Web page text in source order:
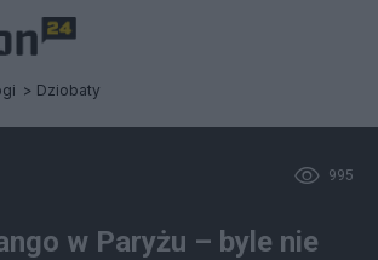
Dziobaty
995
w Paryżu – byle nie